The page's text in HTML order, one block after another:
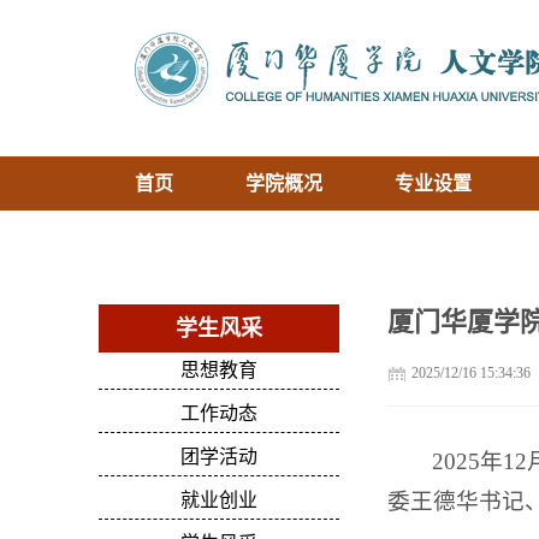
首页 学院概况 专业设置
学生风采
思想教育
工作动态
团学活动
就业创业
厦门华厦学
2025/12/16 15:34:36
2025年12
委王德华书记